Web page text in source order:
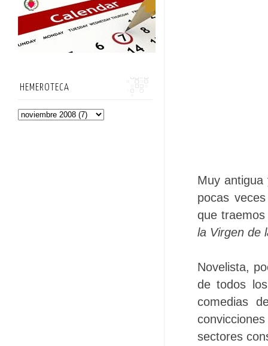
Muy
pocas
que
la Virgen de
Novelista,
de todos
comedias
sectores
HEMEROTECA